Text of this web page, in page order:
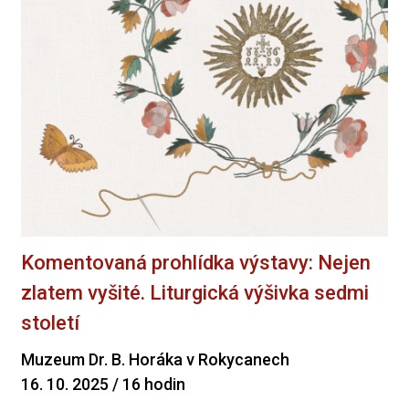
Komentovaná prohlídka výstavy: Nejen
zlatem vyšité. Liturgická výšivka sedmi
století
Muzeum Dr. B. Horáka v Rokycanech
16. 10. 2025 / 16 hodin